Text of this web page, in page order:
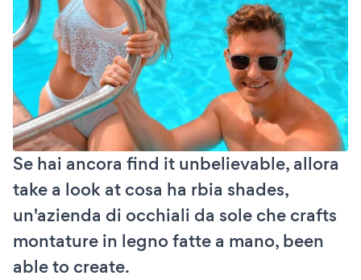
Se hai ancora find it unbelievable, allora
take a look at cosa ha rbia shades,
un'azienda di occhiali da sole che crafts
montature in legno fatte a mano, been
able to create.